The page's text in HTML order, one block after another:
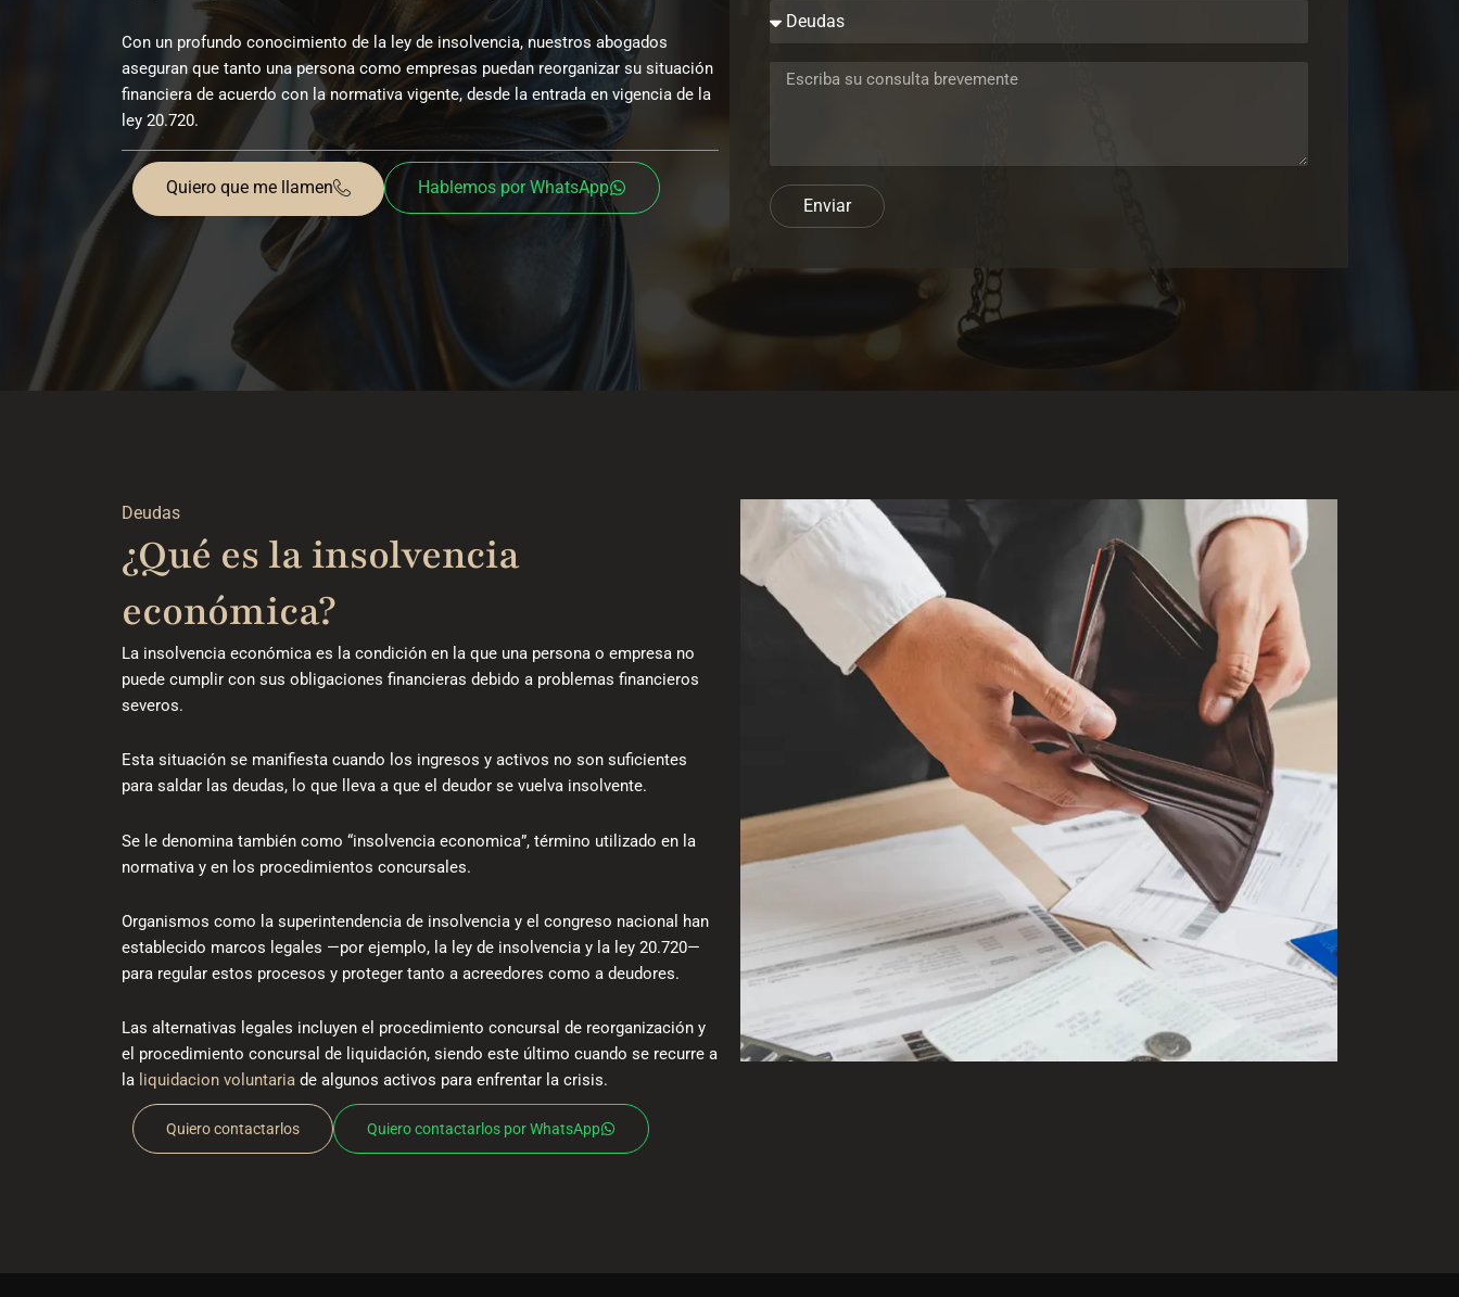
Con un profundo conocimiento de la ley de insolvencia, nuestros abogados
aseguran que tanto una persona como empresas puedan reorganizar su situación
financiera de acuerdo con la normativa vigente, desde la entrada en vigencia de la
ley 20.720.
Quiero que me llamen Hablemos por WhatsApp
Enviar
Deudas
¿Qué es la insolvencia
económica?
La insolvencia económica es la condición en la que una persona o empresa no
puede cumplir con sus obligaciones financieras debido a problemas financieros
severos.
Esta situación se manifiesta cuando los ingresos y activos no son suficientes
para saldar las deudas, lo que lleva a que el deudor se vuelva insolvente.
Se le denomina también como “insolvencia economica”, término utilizado en la
normativa y en los procedimientos concursales.
Organismos como la superintendencia de insolvencia y el congreso nacional han
establecido marcos legales —por ejemplo, la ley de insolvencia y la ley 20.720—
para regular estos procesos y proteger tanto a acreedores como a deudores.
Las alternativas legales incluyen el procedimiento concursal de reorganización y
el procedimiento concursal de liquidación, siendo este último cuando se recurre a
la liquidacion voluntaria de algunos activos para enfrentar la crisis.
Quiero contactarlos Quiero contactarlos por WhatsApp